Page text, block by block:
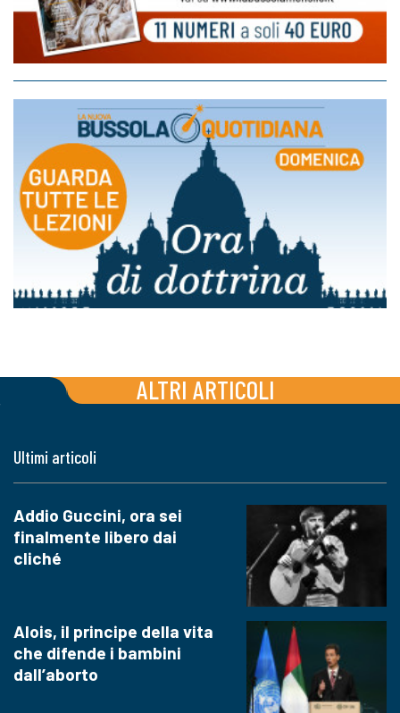
ALTRI ARTICOLI
Ultimi articoli
Addio Guccini, ora sei
finalmente libero dai
cliché
Alois, il principe della vita
che difende i bambini
dall’aborto